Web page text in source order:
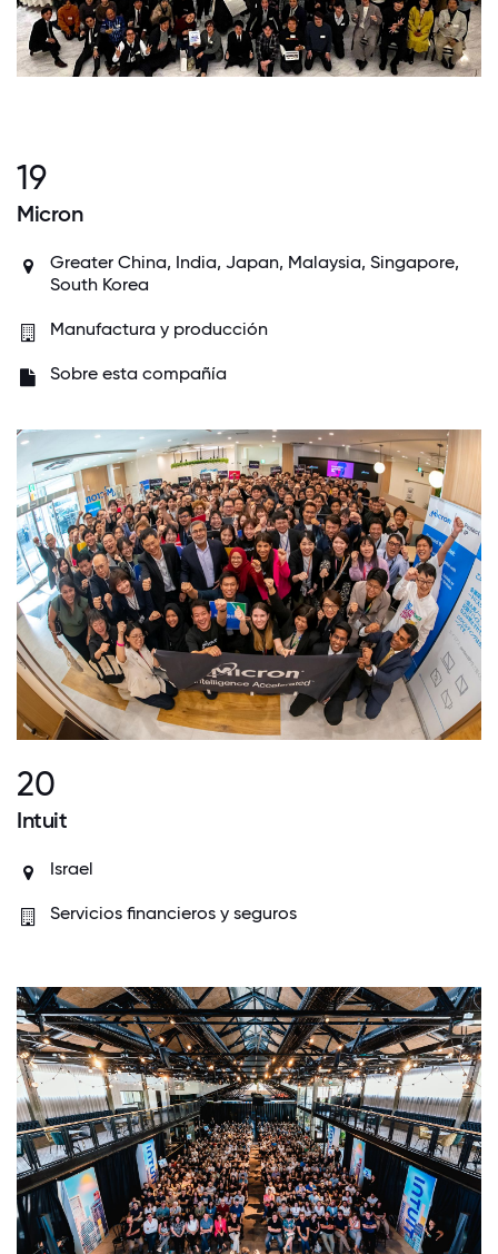
19
Micron
Greater China, India, Japan, Malaysia, Singapore,
South Korea
Manufactura y producción
Sobre esta compañía
20
Intuit
Israel
Servicios financieros y seguros